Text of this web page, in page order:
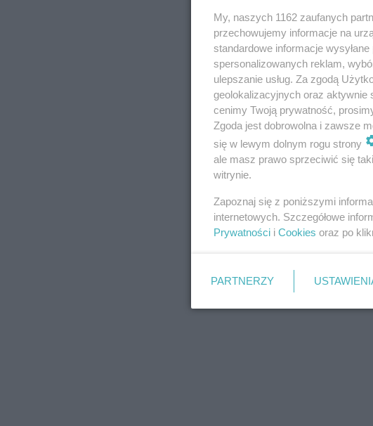
REKLAMA
My, naszych 1162 zaufanych
przechowujemy informacje na
standardowe informacje
spersonalizowanych reklam,
ulepszanie usług. Za zgodą
geolokalizacyjnych oraz aktywnie
cenimy Twoją prywatność,
Zgoda jest dobrowolna i zawsze
się w lewym dolnym rogu strony
ale masz prawo sprzeciwić się
witrynie.
Zapoznaj się z poniższymi
internetowych. Szczegółowe
Prywatności i Cookies oraz po
PARTNERZY